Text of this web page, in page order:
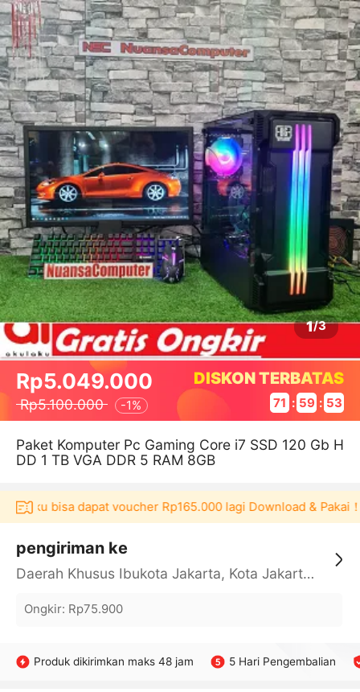
1/3
Rp5.049.000
Rp5.100.000 -1%
DISKON TERBATAS
71 : 59 : 52
Paket Komputer Pc Gaming Core i7 SSD 120 Gb H
DD 1 TB VGA DDR 5 RAM 8GB
bisa dapat voucher Rp165.000 lagi Download & Pakai！
pengiriman ke
Daerah Khusus Ibukota Jakarta, Kota Jakarta Barat, Cengkareng, yy
Ongkir: Rp75.900
Produk dikirimkan maks 48 jam 5 Hari Pengembalian